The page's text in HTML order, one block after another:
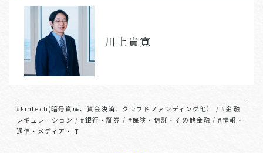
川上貴寛
#Fintech(暗号資産、資金決済、クラウドファンディング他） /#金融
レギュレーション /#銀行・証券 /#保険・信託・その他金融 /#情報・
通信・メディア・IT